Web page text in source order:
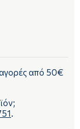
από 50€
.